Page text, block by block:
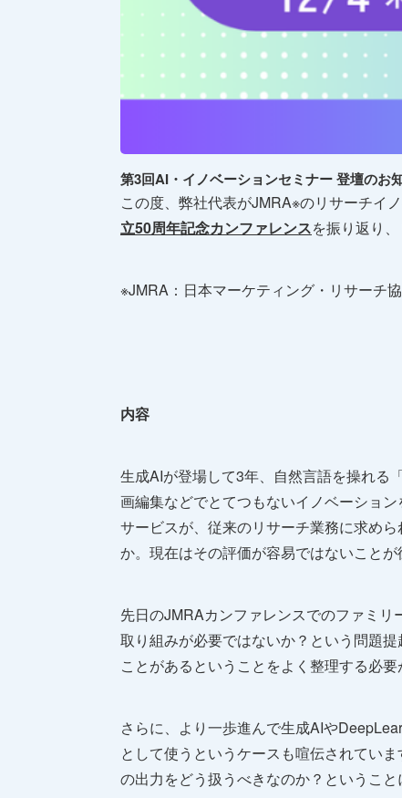
第3回AI・イノベーションセミナー 登壇のお
この度、弊社代表がJMRA※のリサーチイ
立50周年記念カンファレンスを振り返り
※JMRA：日本マーケティング・リサーチ
内容
生成AIが登場して3年、自然言語を操れる
画編集などでとてつもないイノベーショ
サービスが、従来のリサーチ業務に求め
か。現在はその評価が容易ではないこと
先日のJMRAカンファレンスでのファミ
取り組みが必要ではないか？という問題
ことがあるということをよく整理する必要
さらに、より一歩進んで生成AIや
として使うというケースも喧伝されてい
の出力をどう扱うべきなのか？というこ